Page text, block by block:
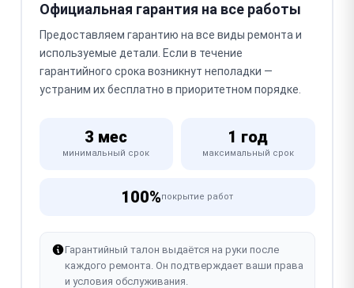
Официальная гарантия на все работы
Предоставляем гарантию на все виды ремонта и
используемые детали. Если в течение
гарантийного срока возникнут неполадки —
устраним их бесплатно в приоритетном порядке.
3 мес
минимальный срок
1 год
максимальный срок
100%покрытие работ
Гарантийный талон выдаётся на руки после
каждого ремонта. Он подтверждает ваши права
и условия обслуживания.